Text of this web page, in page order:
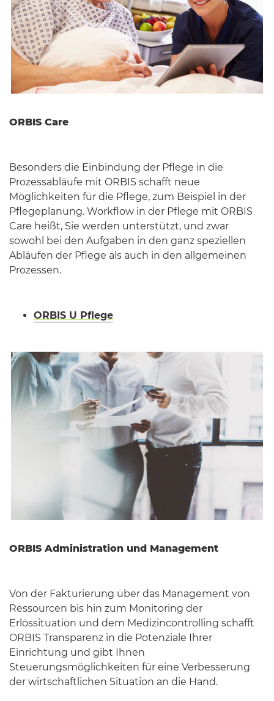
ORBIS Care
Besonders die Einbindung der Pflege in die
Prozessabläufe mit ORBIS schafft neue
Möglichkeiten für die Pflege, zum Beispiel in der
Pflegeplanung. Workflow in der Pflege mit ORBIS
Care heißt, Sie werden unterstützt, und zwar
sowohl bei den Aufgaben in den ganz speziellen
Abläufen der Pflege als auch in den allgemeinen
Prozessen.
ORBIS U Pflege
ORBIS Administration und Management
Von der Fakturierung über das Management von
Ressourcen bis hin zum Monitoring der
Erlössituation und dem Medizincontrolling schafft
ORBIS Transparenz in die Potenziale Ihrer
Einrichtung und gibt Ihnen
Steuerungsmöglichkeiten für eine Verbesserung
der wirtschaftlichen Situation an die Hand.